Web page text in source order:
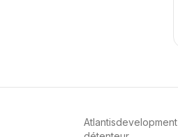
Atlantisdevelopment